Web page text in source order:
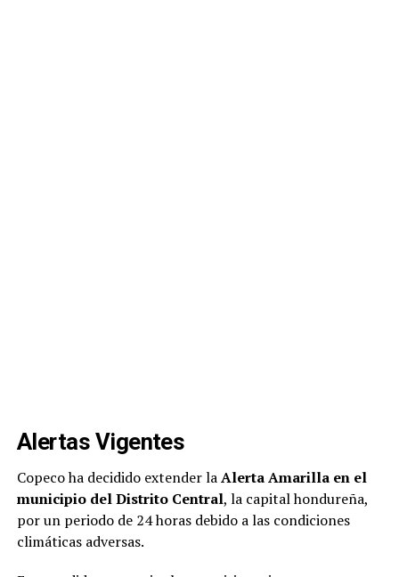
Alertas Vigentes
Copeco ha decidido extender laAlerta Amarilla en el
municipio del Distrito Central, la capital hondureña,
por un periodo de 24 horas debido a las condiciones
climáticas adversas.